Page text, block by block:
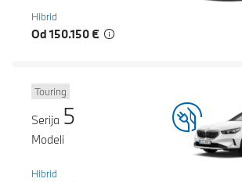
Hibrid
Od 150.150 €
Touring
Serija 5
Modeli
Hibrid